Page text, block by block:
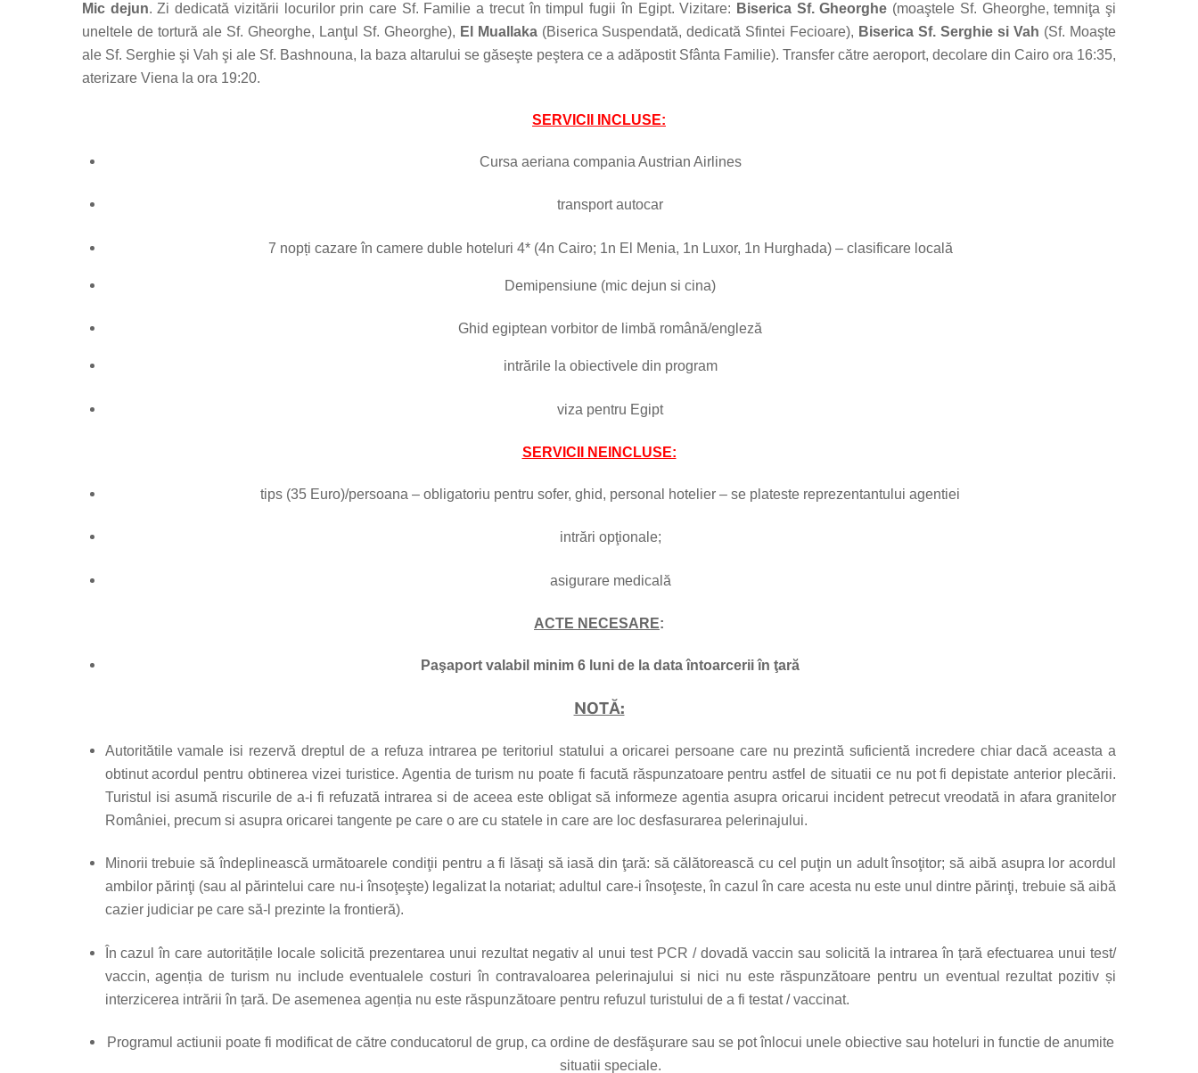
Mic dejun. Zi dedicată vizitării locurilor prin care Sf. Familie a trecut în timpul fugii în Egipt. Vizitare: Biserica Sf. Gheorghe (moaştele Sf. Gheorghe, temniţa şi
uneltele de tortură ale Sf. Gheorghe, Lanţul Sf. Gheorghe), El Muallaka(Biserica Suspendată, dedicată Sfintei Fecioare), Biserica Sf. Serghie si Vah (Sf. Moaşte
ale Sf. Serghie şi Vah şi ale Sf. Bashnouna, la baza altarului se găseşte peştera ce a adăpostit Sfânta Familie). Transfer către aeroport, decolare din Cairo ora 16:35,
aterizare Viena la ora 19:20.
SERVICII INCLUSE:
Cursa aeriana compania Austrian Airlines
transport autocar
7 nopți cazare în camere duble hoteluri 4* (4n Cairo; 1n El Menia, 1n Luxor, 1n Hurghada) – clasificare locală
Demipensiune (mic dejun si cina)
Ghid egiptean vorbitor de limbă română/engleză
intrările la obiectivele din program
viza pentru Egipt
SERVICII NEINCLUSE:
tips (35 Euro)/persoana – obligatoriu pentru sofer, ghid, personal hotelier – se plateste reprezentantului agentiei
intrări opţionale;
asigurare medicală
ACTE NECESARE:
Paşaport valabil minim 6 luni de la data întoarcerii în ţară
NOTĂ:
Autoritătile vamale isi rezervă dreptul de a refuza intrarea pe teritoriul statului a oricarei persoane care nu prezintă suficientă incredere chiar dacă aceasta a
obtinut acordul pentru obtinerea vizei turistice. Agentia de turism nu poate fi facută răspunzatoare pentru astfel de situatii ce nu pot fi depistate anterior plecării.
Turistul isi asumă riscurile de a-i fi refuzată intrarea si de aceea este obligat să informeze agentia asupra oricarui incident petrecut vreodată in afara granitelor
României, precum si asupra oricarei tangente pe care o are cu statele in care are loc desfasurarea pelerinajului.
Minorii trebuie să îndeplinească următoarele condiţii pentru a fi lăsaţi să iasă din ţară: să călătorească cu cel puţin un adult însoţitor; să aibă asupra lor acordul
ambilor părinţi (sau al părintelui care nu-i însoţeşte) legalizat la notariat; adultul care-i însoţeste, în cazul în care acesta nu este unul dintre părinţi, trebuie să aibă
cazier judiciar pe care să-l prezinte la frontieră).
În cazul în care autoritățile locale solicită prezentarea unui rezultat negativ al unui test PCR / dovadă vaccin sau solicită la intrarea în țară efectuarea unui test/
vaccin, agenția de turism nu include eventualele costuri în contravaloarea pelerinajului si nici nu este răspunzătoare pentru un eventual rezultat pozitiv și
interzicerea intrării în țară. De asemenea agenția nu este răspunzătoare pentru refuzul turistului de a fi testat / vaccinat.
Programul actiunii poate fi modificat de către conducatorul de grup, ca ordine de desfăşurare sau se pot înlocui unele obiective sau hoteluri in functie de anumite
situatii speciale.